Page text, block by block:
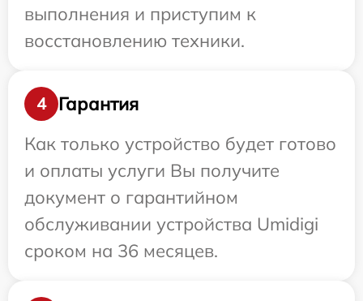
выполнения и приступим к
восстановлению техники.
4
Гарантия
Как только устройство будет готово
и оплаты услуги Вы получите
документ о гарантийном
обслуживании устройства Umidigi
сроком на 36 месяцев.